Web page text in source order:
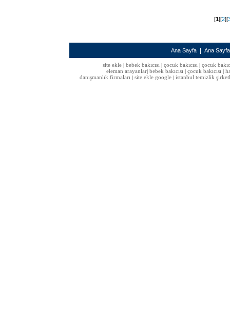
[1][2][
Ana Sayfa Ana
site ekle| bebek bakıcısı| çocuk bakıcısı| çocuk
eleman arayanlar bebek bakıcısı çocuk bakıcısı
danışmanlık firmaları
site ekle google istanbul temizlik